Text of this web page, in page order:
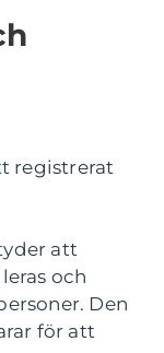
registrerat
att
och
Den
för att